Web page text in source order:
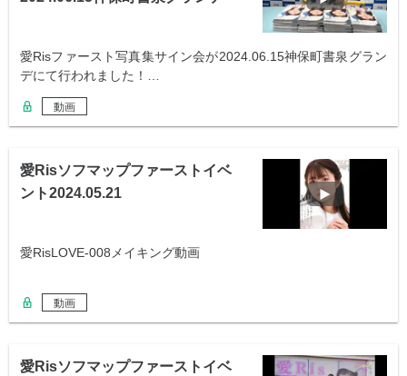
愛Risファースト写真集サイン会が2024.06.15神保町書泉グラン
デにて行われました！…
動画
愛Risソフマップファーストイベ
ント2024.05.21
愛RisLOVE-008メイキング動画
動画
愛Risソフマップファーストイベ